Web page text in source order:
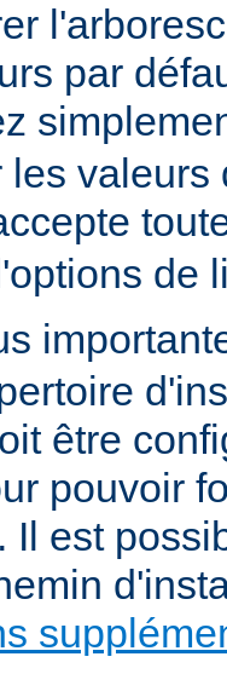
par
les valeurs
de
être
pouvoir
Il est